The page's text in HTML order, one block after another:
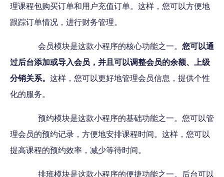
理课程包购买订单和用户充值订单。这样，您可以方便地
跟踪订单情况，进行财务管理。
会员模块是这款小程序的核心功能之一。 您可以通
过后台添加或导入会员，并且可以调整会员的余额、上级
分销关系。 这样，您可以更好地管理会员信息，提供个性
化的服务。
预约模块是这款小程序的基础功能之一。您可以管
理会员的预约记录，方便地安排课程时间。这样，您可以
提高课程的预约效率，减少等待时间。
排班模块是这款小程序的便捷功能之一。后台可以